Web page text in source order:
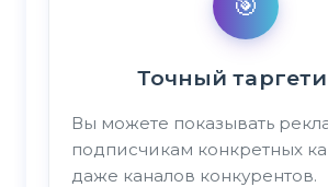
Точный
Вы можете показывать
подписчикам конкретных
даже каналов конкурентов.